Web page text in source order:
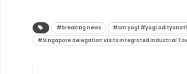
#breaking news #cm yogi #yogi
#Singapore delegation visits Integrated Industrial